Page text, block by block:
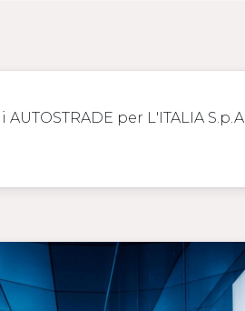
per L'ITALIA S.p.A.